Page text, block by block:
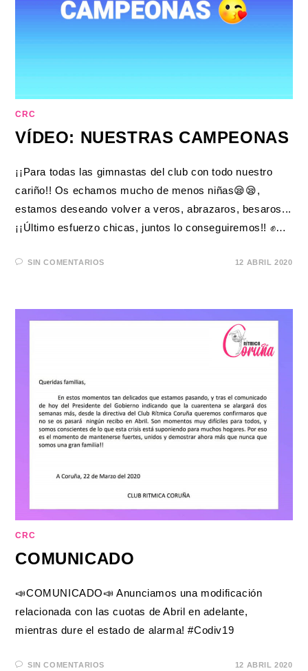
CRC
VÍDEO: NUESTRAS CAMPEONAS
¡¡Para todas las gimnastas del club con todo nuestro
cariño!! Os echamos mucho de menos niñas😪😪,
estamos deseando volver a veros, abrazaros, besaros...
¡¡Último esfuerzo chicas, juntos lo conseguiremos!! ✊…
SIN COMENTARIOS 12 ABRIL 2020
CRC
COMUNICADO
📣COMUNICADO📣 Anunciamos una modificación
relacionada con las cuotas de Abril en adelante,
mientras dure el estado de alarma! #Codiv19
SIN COMENTARIOS 12 ABRIL 2020